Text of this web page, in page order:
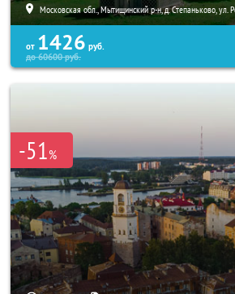
Московская обл., Мытищинский р-н, д. Степаньково, ул.
от 1426 руб.
до60600руб.
-51%